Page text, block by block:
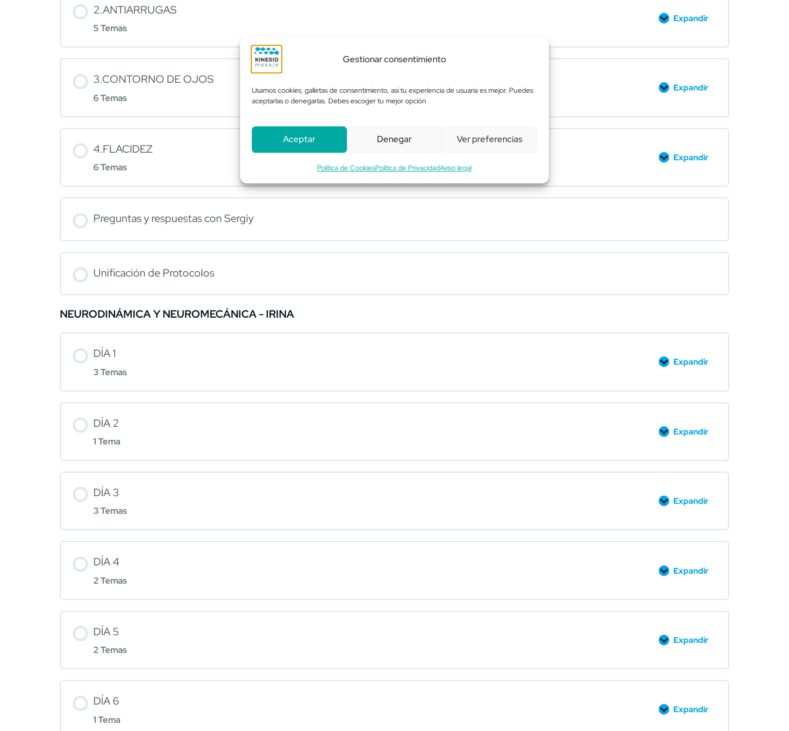
Gestionar consentimiento
Usamos cookies, galletas de consentimiento, así tu experiencia de usuaria es mejor. Puedes
aceptarlas o denegarlas. Debes escoger tu mejor opción
Aceptar Denegar Ver preferencias
Política de CookiesPolítica de PrivacidadAviso legal
2.ANTIARRUGAS
5 Temas
Expandir
3.CONTORNO DE OJOS
6 Temas
Expandir
4.FLACIDEZ
6 Temas
Expandir
Preguntas y respuestas con Sergiy
Unificación de Protocolos
NEURODINÁMICA Y NEUROMECÁNICA - IRINA
DÍA 1
3 Temas
Expandir
DÍA 2
1 Tema
Expandir
DÍA 3
3 Temas
Expandir
DÍA 4
2 Temas
Expandir
DÍA 5
2 Temas
Expandir
DÍA 6
1 Tema
Expandir